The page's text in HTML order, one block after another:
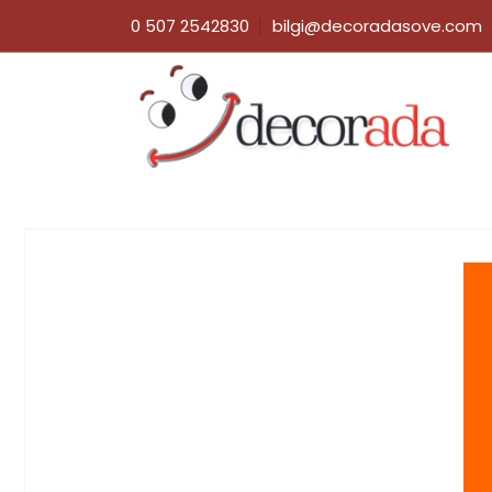
0 507 2542830 bilgi@decoradasove.com